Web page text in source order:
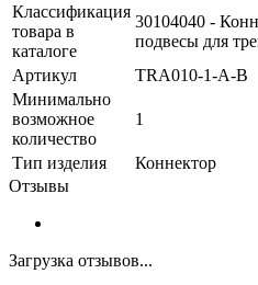
Классификация
товара в
каталоге
30104040 -
подвесы для
Артикул
TRA010-1-A-B
Минимально
возможное
количество
1
Тип изделия
Коннектор
Отзывы
Загрузка отзывов...